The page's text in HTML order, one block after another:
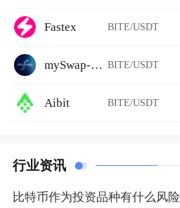
Fastex BITE/USDT
mySwap-CL BITE/USDT
Aibit BITE/USDT
行业资讯
比特币作为投资品种有什么风险